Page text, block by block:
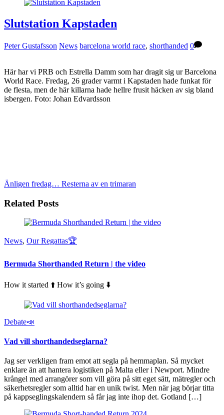
Slutstation Kapstaden
Peter Gustafsson News barcelona world race, shorthanded 0
Här har vi PRB och Estrella Damm som har dragit sig ur Barcelona
World Race. Fredag, 26 grader varmt i Kapstaden hade funkat för
de flesta, men de här killarna hade hellre frusit häcken av sig bland
isbergen. Foto: Johan Edvardsson
Änligen fredag… Resterna av en trimaran
Related Posts
News, Our Regattas🏆
Bermuda Shorthanded Return | the video
How it started ⬆️ How it’s going ⬇️
Debate📣
Vad vill shorthandedseglarna?
Jag ser verkligen fram emot att segla på hemmaplan. Så mycket
enklare än att hantera logistiken på Malta eller i Newport. Mindre
krångel med arrangörer som vill göra på sitt eget sätt, mätregler och
säkerhetsregler som alltid har en unik twist. Men när jag börjar titta
på kappseglingskalendern så får jag inte ihop det. Gotland […]